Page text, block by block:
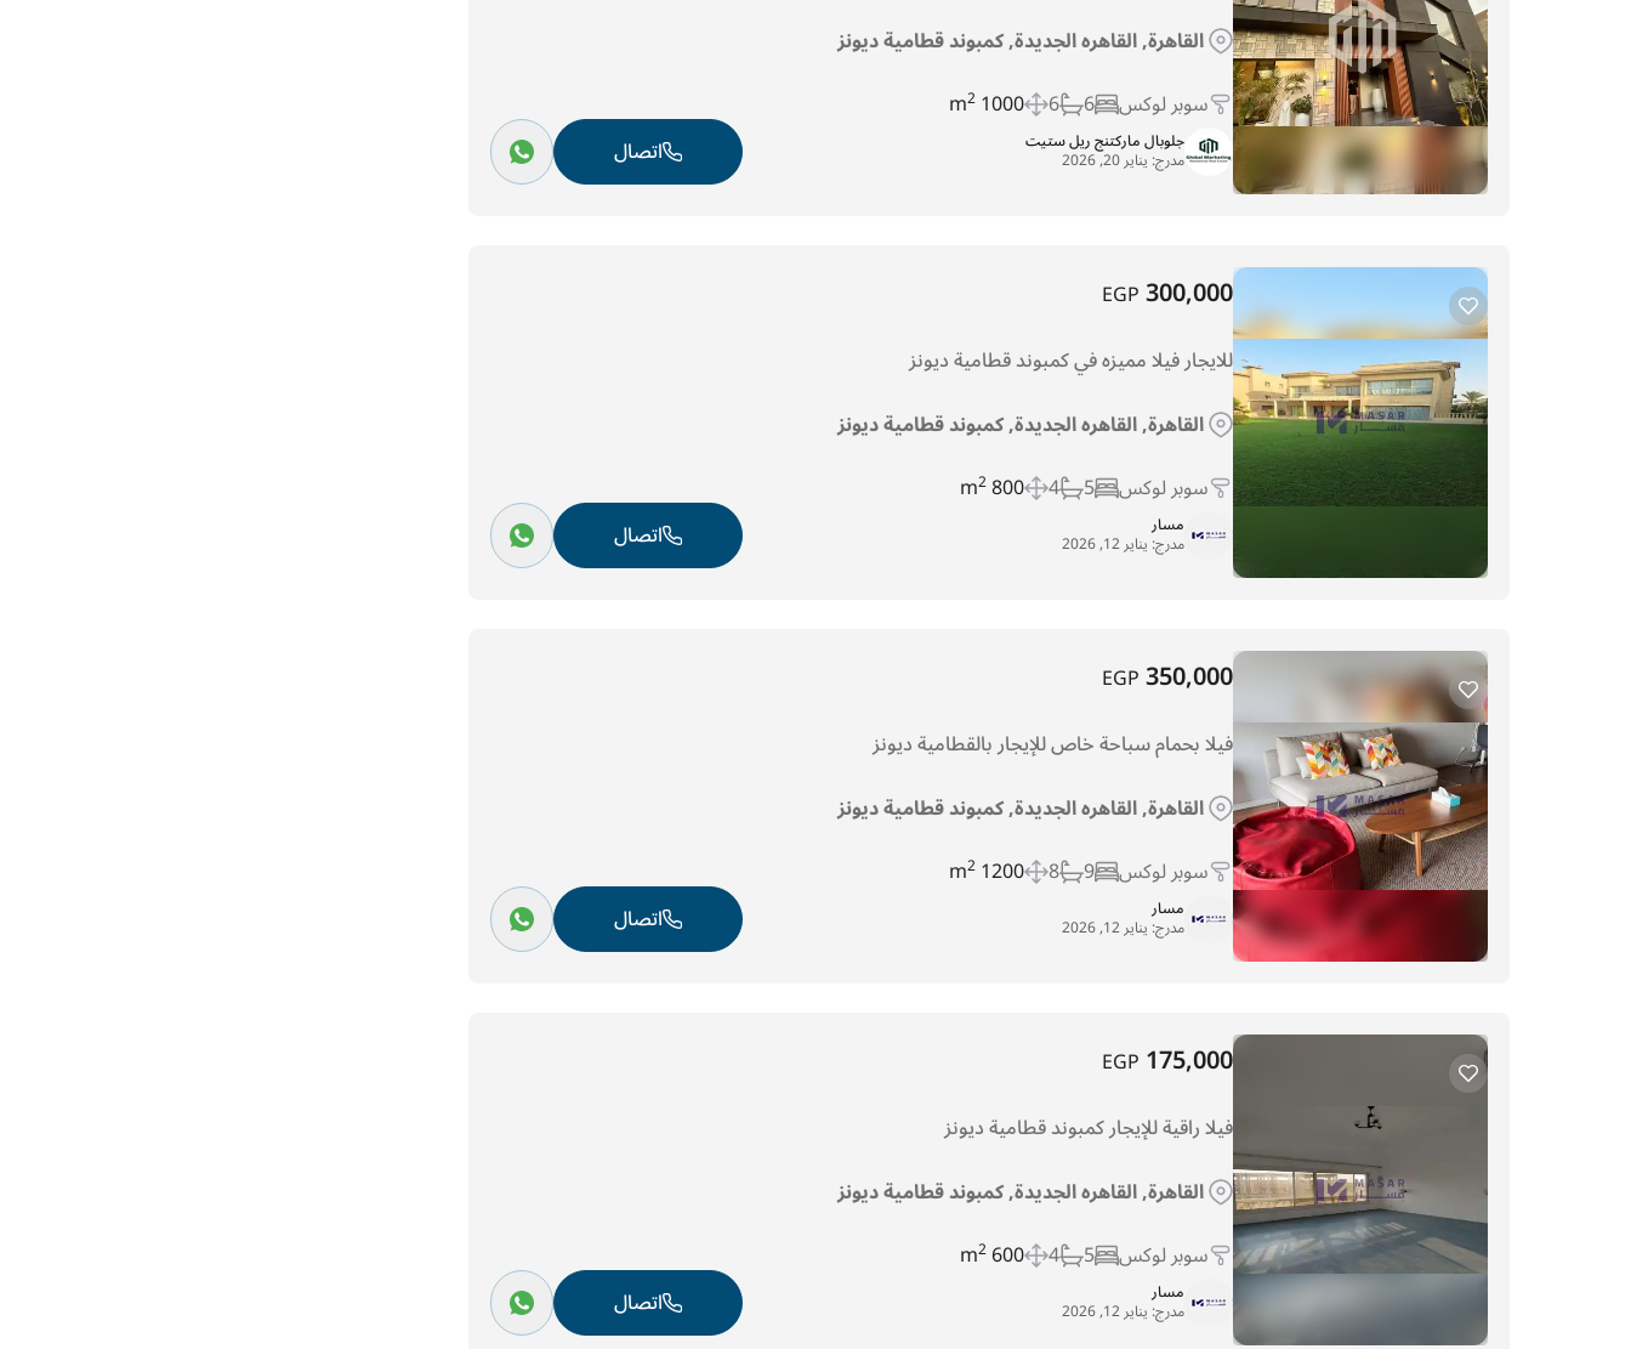
القاهرة, القاهره الجديدة, كمبوند قطامية ديونز
سوبر لوكس 6
6
1000 m
2
جلوبال ماركتنج ريل ستيت
مدرج: يناير 20, 2026 اتصال
300,000
EGP
للايجار فيلا مميزه في كمبوند قطامية ديونز
القاهرة, القاهره الجديدة, كمبوند قطامية ديونز
سوبر لوكس 5
4
800 m
2
مسار
مدرج: يناير 12, 2026 اتصال
350,000
EGP
فيلا بحمام سباحة خاص للإيجار بالقطامية ديونز
القاهرة, القاهره الجديدة, كمبوند قطامية ديونز
سوبر لوكس 9
8
1200 m
2
مسار
مدرج: يناير 12, 2026 اتصال
175,000
EGP
فيلا راقية للإيجار كمبوند قطامية ديونز
القاهرة, القاهره الجديدة, كمبوند قطامية ديونز
سوبر لوكس 5
4
600 m
2
مسار
مدرج: يناير 12, 2026 اتصال